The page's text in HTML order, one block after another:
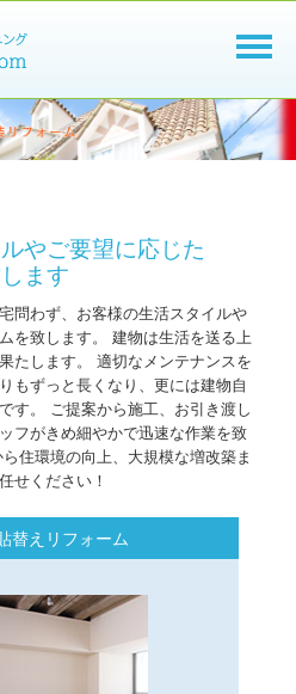
やご要望に応じた
ます
問わず、お客様の生活スタイルや
を致します。 建物は生活を送る上
たします。 適切なメンテナンスを
もずっと長くなり、更には建物自
す。 ご提案から施工、お引き渡し
フがきめ細やかで迅速な作業を致
住環境の向上、大規模な増改築ま
せください！
替えリフォーム